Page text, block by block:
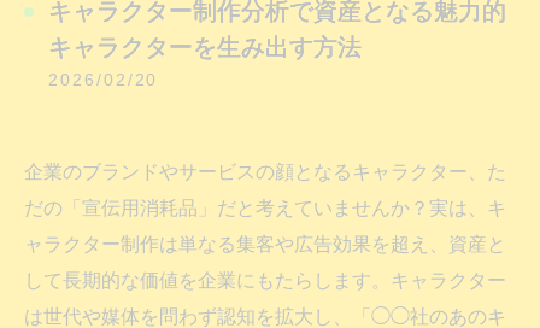
キャラクター制作分析で資産となる魅力的
キャラクターを生み出す方法
2026/02/20
企業のブランドやサービスの顔となるキャラクター、た
だの「宣伝用消耗品」だと考えていませんか？実は、キ
ャラクター制作は単なる集客や広告効果を超え、資産と
して長期的な価値を企業にもたらします。キャラクター
は世代や媒体を問わず認知を拡大し、「◯◯社のあのキ